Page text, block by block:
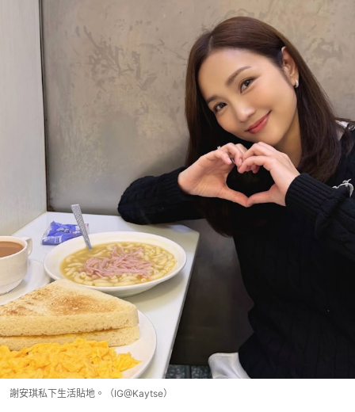
謝安琪私下生活貼地。（IG@Kaytse）